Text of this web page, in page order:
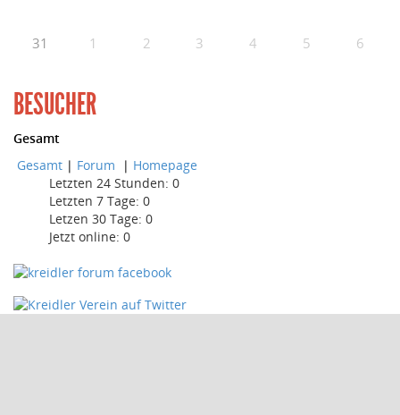
31 1 2 3 4 5 6
BESUCHER
Gesamt
Gesamt | Forum | Homepage
Letzten 24 Stunden: 0
Letzten 7 Tage: 0
Letzen 30 Tage: 0
Jetzt online: 0